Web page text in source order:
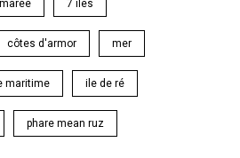
7 îles
côtes d'armor mer
maritime ile de ré
phare mean ruz